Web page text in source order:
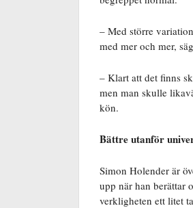
– Med större
med mer och mer,
– Klart att det finns
men man skulle
kön.
Bättre utanför
Simon Holender är
upp när han berättar
verkligheten ett litet